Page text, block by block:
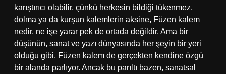
karıştırıcı olabilir, çünkü herkesin bildiği tükenmez,
dolma ya da kurşun kalemlerin aksine, Füzen kalem
nedir, ne işe yarar pek de ortada değildir. Ama bir
düşünün, sanat ve yazı dünyasında her şeyin bir yeri
olduğu gibi, Füzen kalem de gerçekten kendine özgü
bir alanda parlıyor. Ancak bu parıltı bazen, sanatsal